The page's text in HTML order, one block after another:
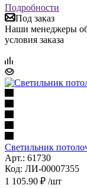
Подробности
Под заказ
Наши менеджеры
условия заказа
Светильник
Арт.: 61730
Код: ЛИ-00007355
1 105.90 ₽ /шт